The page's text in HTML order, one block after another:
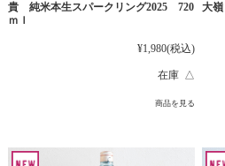
貴 純米本生スパークリング2025 720
ｍｌ
¥1,980(税込)
在庫 △
商品を見る
大嶺